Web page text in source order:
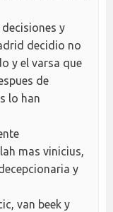
y
decidio no
y el varsa que
de
lo han
mas vinicius,
y
van beek y